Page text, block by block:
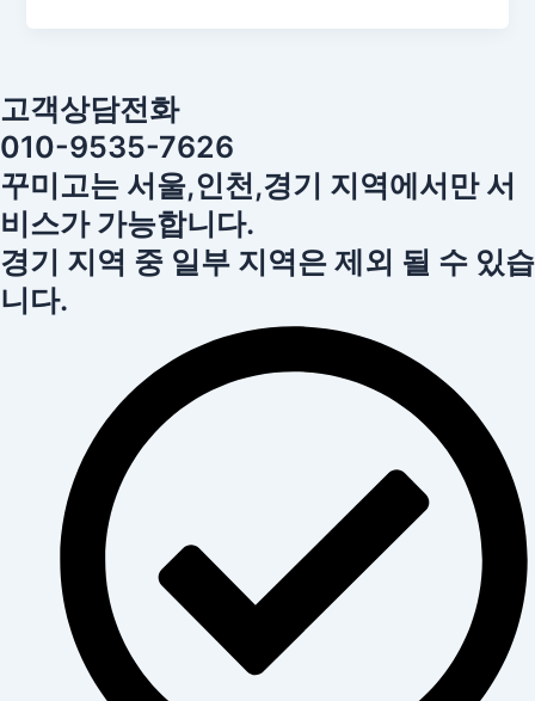
고객상담전화
010-9535-7626
꾸미고는 서울,인천,경기 지역에서만 서
비스가 가능합니다.
경기 지역 중 일부 지역은 제외 될 수 있습
니다.